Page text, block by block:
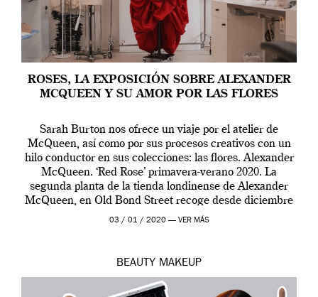
ROSES, LA EXPOSICIÓN SOBRE ALEXANDER
MCQUEEN Y SU AMOR POR LAS FLORES
Sarah Burton nos ofrece un viaje por el atelier de
McQueen, así como por sus procesos creativos con un
hilo conductor en sus colecciones: las flores. Alexander
McQueen. ‘Red Rose’ primavera-verano 2020. La
segunda planta de la tienda londinense de Alexander
McQueen, en Old Bond Street recoge desde diciembre
de 2019 hasta final de abril […]
03 / 01 / 2020 — VER MÁS
BEAUTY MAKEUP